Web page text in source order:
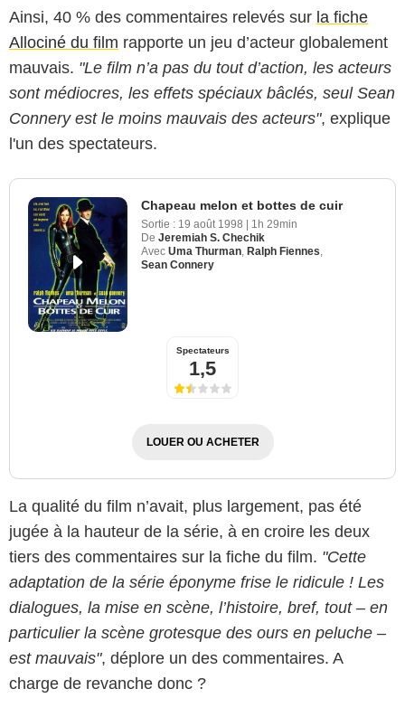
Ainsi, 40 % des commentaires relevés sur la fiche
Allociné du film rapporte un jeu d’acteur globalement
mauvais. "Le film n’a pas du tout d’action, les acteurs
sont médiocres, les effets spéciaux bâclés, seul Sean
Connery est le moins mauvais des acteurs", explique
l'un des spectateurs.
Chapeau melon et bottes de cuir
Sortie : 19 août 1998
1h 29min
De Jeremiah S. Chechik
Avec Uma Thurman, Ralph Fiennes,
Sean Connery
Spectateurs
1,5
LOUER OU ACHETER
La qualité du film n’avait, plus largement, pas été
jugée à la hauteur de la série, à en croire les deux
tiers des commentaires sur la fiche du film. "Cette
adaptation de la série éponyme frise le ridicule ! Les
dialogues, la mise en scène, l’histoire, bref, tout – en
particulier la scène grotesque des ours en peluche –
est mauvais", déplore un des commentaires. A
charge de revanche donc ?